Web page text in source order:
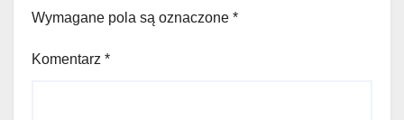
Wymagane pola są oznaczone *
Komentarz *